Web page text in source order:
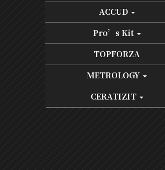
ACCUD
Pro’s Kit
TOPFORZA
METROLOGY
CERATIZIT